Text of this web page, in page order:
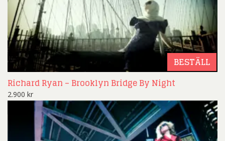
BESTÄLL
Richard Ryan – Brooklyn Bridge By Night
2.900 kr